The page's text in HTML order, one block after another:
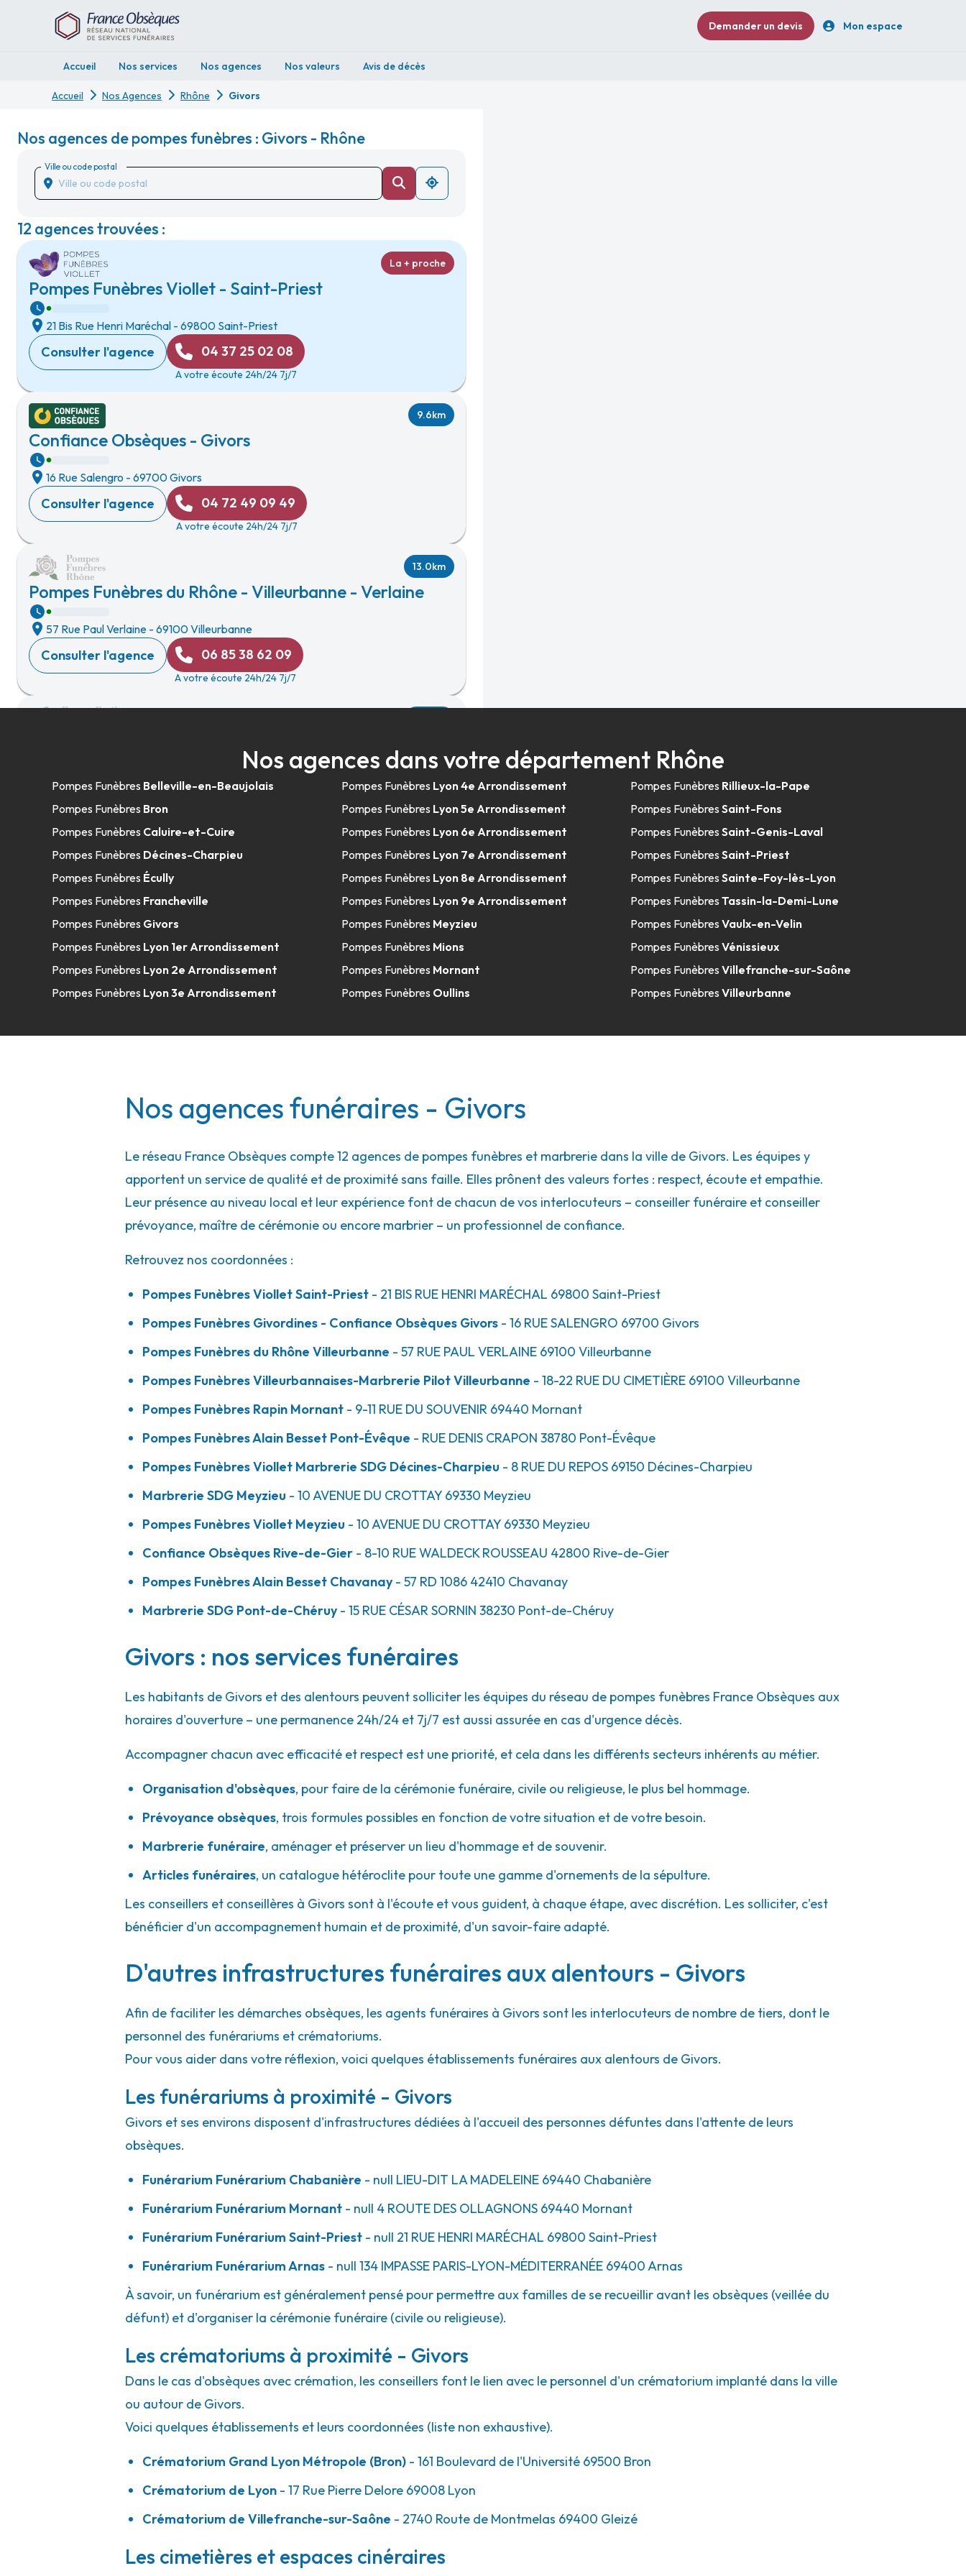
Demander un devis Mon espace
Accueil Nos services Nos agences Nos valeurs Avis de décès
Accueil Nos Agences Rhône Givors
Nos agences de pompes funèbres : Givors - Rhône
Ville ou code postal
12 agences trouvées :
Pompes Funèbres Viollet - Saint-Priest
La + proche
21 Bis Rue Henri Maréchal - 69800 Saint-Priest
Consulter l'agence 04 37 25 02 08
A votre écoute 24h/24 7j/7
Confiance Obsèques - Givors
9.6km
16 Rue Salengro - 69700 Givors
Consulter l'agence 04 72 49 09 49
A votre écoute 24h/24 7j/7
Pompes Funèbres du Rhône - Villeurbanne - Verlaine
13.0km
57 Rue Paul Verlaine - 69100 Villeurbanne
Consulter l'agence 06 85 38 62 09
A votre écoute 24h/24 7j/7
18-22 Rue Du Cimetière-
Consulter l'agence 04 72 37 55 64
A votre écoute 24h/24 7j/7
Pompes Funèbres Rapin - Mornant
9-11 Rue Du Souvenir- 69440 Mornant
Consulter l'agence
Rue Denis Crapon- LE PLAN DES AIRS-38780 Pont-Évêque
A votre écoute 24h/24 7j/7
Pompes Funèbres Viollet - Décines-Charpieu
15.6km
-69150 Décines-Charpieu
Marbrerie SDG - Meyzieu
18.1km
10 Avenue Du Crottay-69330 Meyzieu
Consulter l'agence 04 78 31 49 03
A votre écoute 24h/24 7j/7
Pompes Funèbres Viollet - Meyzieu
18.1km
10 Avenue Du Crottay-69330 Meyzieu
Consulter l'agence 04 78 04 10 15
A votre écoute 24h/24 7j/7
22.8km
8-10 Rue Waldeck Rousseau 42800 Rive-de-Gier
A votre écoute 24h/24 7j/7
Pompes Funèbres Alain Besset - Chavanay
Marbrerie SDG - Pont-de-Chéruy
15 Rue César Sornin- 38230 Pont-de-Chéruy
Consulter l'agence 04 78 31 49 03
A votre écoute 24h/24 7j/7
Nos agences dans votre département Rhône
Pompes Funèbres Belleville-en-Beaujolais
Pompes Funèbres Bron
Pompes Funèbres Caluire-et-Cuire
Pompes Funèbres Décines-Charpieu
Pompes Funèbres Écully
Pompes Funèbres Francheville
Pompes Funèbres Givors
Pompes Funèbres Lyon 1er Arrondissement
Pompes Funèbres Lyon 2e Arrondissement
Pompes Funèbres Lyon 3e Arrondissement
Pompes Funèbres Lyon 4e Arrondissement
Pompes Funèbres Lyon 5e Arrondissement
Pompes Funèbres Lyon 6e Arrondissement
Pompes Funèbres Lyon 7e Arrondissement
Pompes Funèbres Lyon 8e Arrondissement
Pompes Funèbres Lyon 9e Arrondissement
Pompes Funèbres Meyzieu
Pompes Funèbres Mions
Pompes Funèbres Mornant
Pompes Funèbres Oullins
Pompes Funèbres Rillieux-la-Pape
Pompes FunèbresSaint-Fons
Pompes FunèbresSaint-Genis-Laval
Pompes FunèbresSaint-Priest
Pompes FunèbresSainte-Foy-lès-Lyon
Pompes FunèbresTassin-la-Demi-Lune
Pompes FunèbresVaulx-en-Velin
Pompes FunèbresVénissieux
Pompes FunèbresVillefranche-sur-Saône
Pompes FunèbresVilleurbanne
Nos agences funéraires - Givors
Le réseau France Obsèques compte 12 agences de pompes funèbres et marbrerie dans la ville de Givors. Les équipes y
apportent un service de qualité et de proximité sans faille. Elles prônent des valeurs fortes : respect, écoute et empathie.
Leur présence au niveau local et leur expérience font de chacun de vos interlocuteurs – conseiller funéraire et conseiller
prévoyance, maître de cérémonie ou encore marbrier – un professionnel de confiance.
Retrouvez nos coordonnées :
Pompes Funèbres Viollet Saint-Priest - 21 BIS RUE HENRI MARÉCHAL 69800 Saint-Priest
Pompes Funèbres Givordines - Confiance Obsèques Givors - 16 RUE SALENGRO 69700 Givors
Pompes Funèbres du Rhône Villeurbanne - 57 RUE PAUL VERLAINE 69100 Villeurbanne
Pompes Funèbres Villeurbannaises-Marbrerie Pilot Villeurbanne - 18-22 RUE DU CIMETIÈRE 69100 Villeurbanne
Pompes Funèbres Rapin Mornant - 9-11 RUE DU SOUVENIR 69440 Mornant
Pompes Funèbres Alain Besset Pont-Évêque - RUE DENIS CRAPON 38780 Pont-Évêque
Pompes Funèbres Viollet Marbrerie SDG Décines-Charpieu - 8 RUE DU REPOS 69150 Décines-Charpieu
Marbrerie SDG Meyzieu - 10 AVENUE DU CROTTAY 69330 Meyzieu
Pompes Funèbres Viollet Meyzieu - 10 AVENUE DU CROTTAY 69330 Meyzieu
Confiance Obsèques Rive-de-Gier - 8-10 RUE WALDECK ROUSSEAU 42800 Rive-de-Gier
Pompes Funèbres Alain Besset Chavanay- 57 RD 1086 42410 Chavanay
Marbrerie SDG Pont-de-Chéruy- 15 RUE CÉSAR SORNIN 38230 Pont-de-Chéruy
Givors : nos services funéraires
Les habitants de Givors et des alentours peuvent solliciter les équipes du réseau de pompes funèbres France Obsèques aux
horaires d'ouverture – une permanence 24h/24 et 7j/7 est aussi assurée en cas d'urgence décès.
Accompagner chacun avec efficacité et respect est une priorité, et cela dans les différents secteurs inhérents au métier.
Organisation d'obsèques, pour faire de la cérémonie funéraire, civile ou religieuse, le plus bel hommage.
Prévoyance obsèques, trois formules possibles en fonction de votre situation et de votre besoin.
Marbrerie funéraire, aménager et préserver un lieu d'hommage et de souvenir.
Articles funéraires, un catalogue hétéroclite pour toute une gamme d'ornements de la sépulture.
Les conseillers et conseillères à Givors sont à l'écoute et vous guident, à chaque étape, avec discrétion. Les solliciter, c'est
bénéficier d'un accompagnement humain et de proximité, d'un savoir-faire adapté.
D'autres infrastructures funéraires aux alentours - Givors
Afin de faciliter les démarches obsèques, les agents funéraires à Givors sont les interlocuteurs de nombre de tiers, dont le
personnel des funérariums et crématoriums.
Pour vous aider dans votre réflexion, voici quelques établissements funéraires aux alentours de Givors.
Les funérariums à proximité - Givors
Givors et ses environs disposent d'infrastructures dédiées à l'accueil des personnes défuntes dans l'attente de leurs
obsèques.
Funérarium Funérarium Chabanière - null LIEU-DIT LA MADELEINE 69440 Chabanière
Funérarium Funérarium Mornant - null 4 ROUTE DES OLLAGNONS 69440 Mornant
Funérarium Funérarium Saint-Priest - null 21 RUE HENRI MARÉCHAL 69800 Saint-Priest
Funérarium Funérarium Arnas - null 134 IMPASSE PARIS-LYON-MÉDITERRANÉE 69400Arnas
À savoir, un funérarium est généralement pensé pour permettre aux familles de se recueillir avant les obsèques (veillée du
défunt) et d'organiser la cérémonie funéraire (civile ou religieuse).
Les crématoriums à proximité - Givors
Dans le cas d'obsèques avec crémation, les conseillers font le lien avec le personnel d'un crématorium implanté dans la ville
ou autour de Givors.
Voici quelques établissements et leurs coordonnées (liste non exhaustive).
Crématorium Grand Lyon Métropole (Bron) - 161 Boulevard de l'Université 69500 Bron
Crématorium de Lyon - 17 Rue Pierre Delore 69008 Lyon
Crématorium de Villefranche-sur-Saône - 2740 Route de Montmelas 69400 Gleizé
Les cimetières et espaces cinéraires